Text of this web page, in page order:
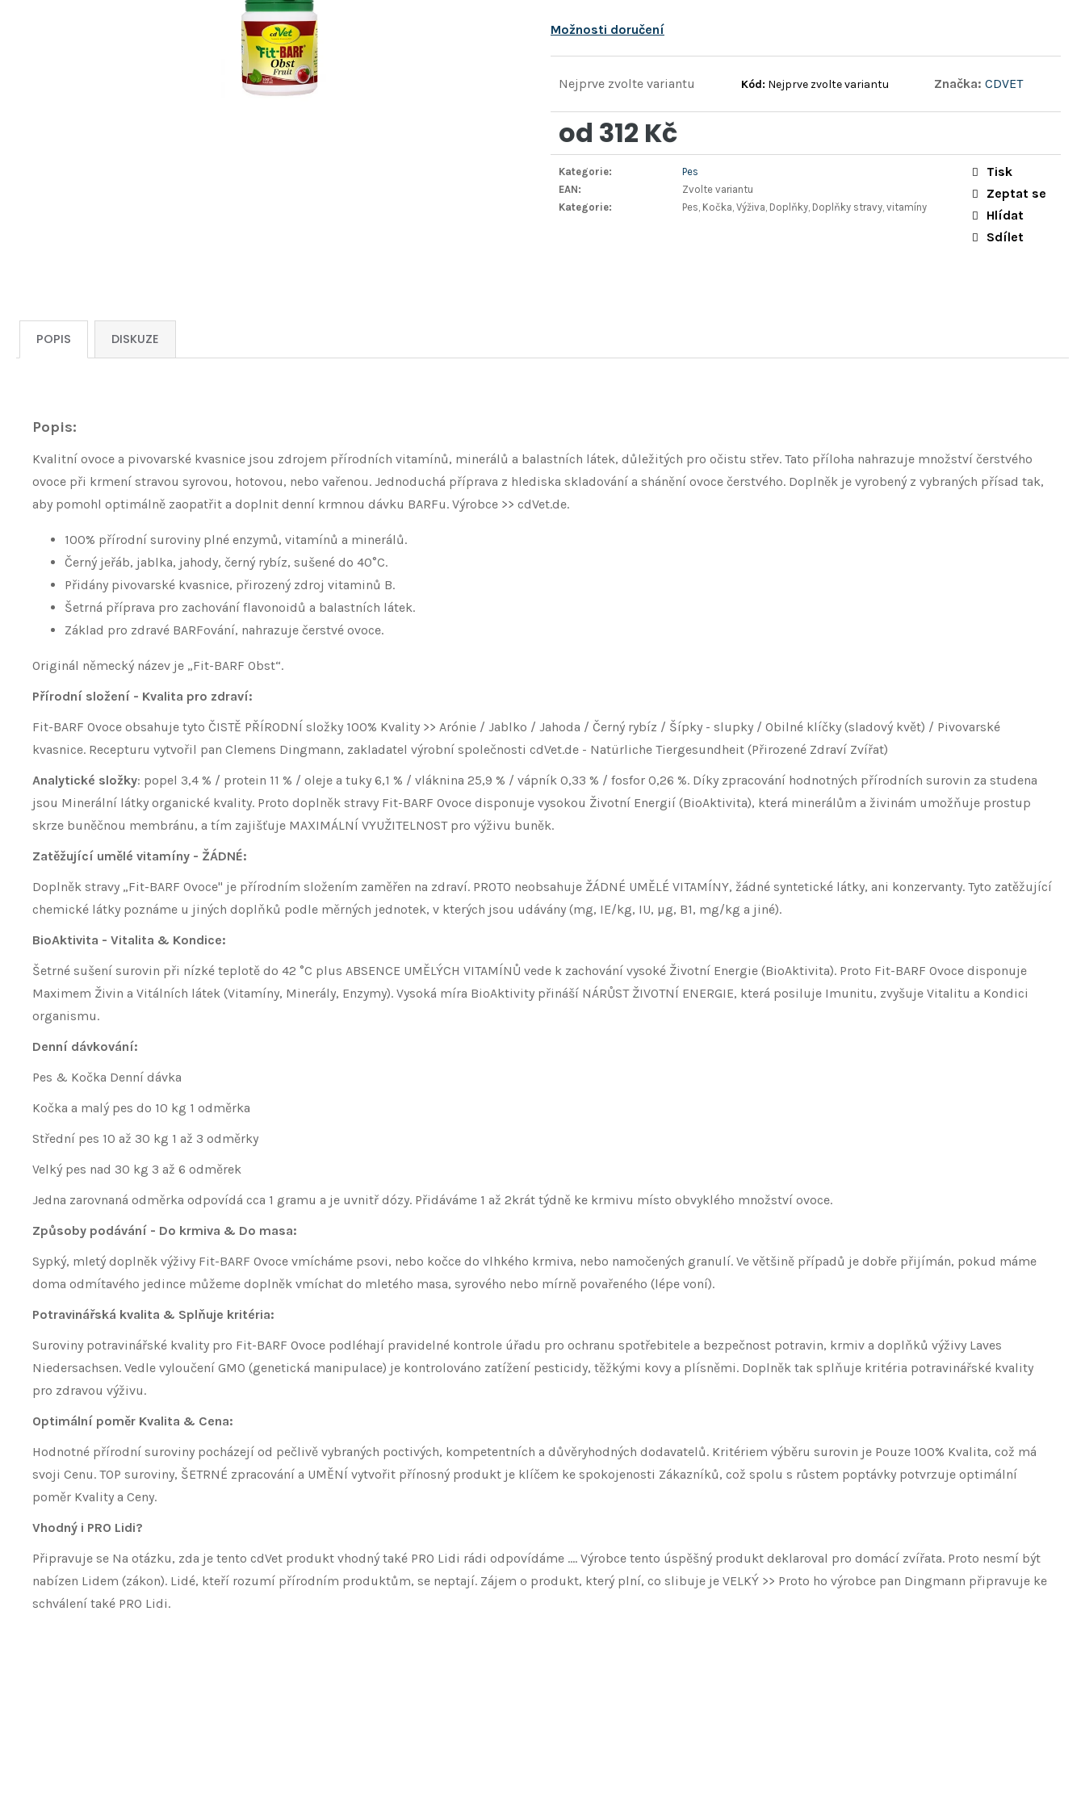
Možnosti doručení
Nejprve zvolte variantu Kód: Nejprve zvolte variantu Značka:CDVET
od 312 Kč
Měrná
cena:
Kategorie:
Pes
EAN:
Zvolte variantu
Kategorie: Pes, Kočka, Výživa, Doplňky, Doplňky stravy, vitamíny
Tisk
Zeptat se
Hlídat
Sdílet
POPIS DISKUZE
Popis:
Kvalitní ovoce a pivovarské kvasnice jsou zdrojem přírodních vitamínů, minerálů a balastních látek, důležitých pro očistu střev. Tato příloha nahrazuje množství čerstvého
ovoce při krmení stravou syrovou, hotovou, nebo vařenou. Jednoduchá příprava z hlediska skladování a shánění ovoce čerstvého. Doplněk je vyrobený z vybraných přísad tak,
aby pomohl optimálně zaopatřit a doplnit denní krmnou dávku BARFu. Výrobce >> cdVet.de.
100% přírodní suroviny plné enzymů, vitamínů a minerálů.​
Černý jeřáb, jablka, jahody, černý rybíz, sušené do 40°C.​
Přidány pivovarské kvasnice, přirozený zdroj vitaminů B.​
Šetrná příprava pro zachování flavonoidů a balastních látek. ​
Základ pro zdravé BARFování, nahrazuje čerstvé ovoce. ​
Originál německý název je „Fit-BARF Obst“.
Přírodní složení - Kvalita pro zdraví:
Fit-BARF Ovoce obsahuje tyto ČISTĚ PŘÍRODNÍ složky 100% Kvality >> Arónie / Jablko / Jahoda / Černý rybíz / Šípky - slupky / Obilné klíčky (sladový květ) / Pivovarské
kvasnice. Recepturu vytvořil pan Clemens Dingmann, zakladatel výrobní společnosti cdVet.de - Natürliche Tiergesundheit (Přirozené Zdraví Zvířat)
Analytické složky: popel 3,4 % / protein 11 % / oleje a tuky 6,1 % / vláknina 25,9 % / vápník 0,33 % / fosfor 0,26 %. Díky zpracování hodnotných přírodních surovin za studena
jsou Minerální látky organické kvality. Proto doplněk stravy Fit-BARF Ovoce disponuje vysokou Životní Energií (BioAktivita), která minerálům a živinám umožňuje prostup
skrze buněčnou membránu, a tím zajišťuje MAXIMÁLNÍ VYUŽITELNOST pro výživu buněk.
Zatěžující umělé vitamíny - ŽÁDNÉ:
Doplněk stravy „Fit-BARF Ovoce" je přírodním složením zaměřen na zdraví. PROTO neobsahuje ŽÁDNÉ UMĚLÉ VITAMÍNY, žádné syntetické látky, ani konzervanty. Tyto zatěžující
chemické látky poznáme u jiných doplňků podle měrných jednotek, v kterých jsou udávány (mg, IE/kg, IU, µg, B1, mg/kg a jiné).
BioAktivita - Vitalita & Kondice:
Šetrné sušení surovin při nízké teplotě do 42 °C plus ABSENCE UMĚLÝCH VITAMÍNŮ vede k zachování vysoké Životní Energie (BioAktivita). Proto Fit-BARF Ovoce disponuje
Maximem Živin a Vitálních látek (Vitamíny, Minerály, Enzymy). Vysoká míra BioAktivity přináší NÁRŮST ŽIVOTNÍ ENERGIE, která posiluje Imunitu, zvyšuje Vitalitu a Kondici
organismu.
Denní dávkování:
Pes & Kočka Denní dávka
Kočka a malý pes do 10 kg 1 odměrka
Střední pes 10 až 30 kg 1 až 3 odměrky
Velký pes nad 30 kg 3 až 6 odměrek
Jedna zarovnaná odměrka odpovídá cca 1 gramu a je uvnitř dózy. Přidáváme 1 až 2krát týdně ke krmivu místo obvyklého množství ovoce.
Způsoby podávání - Do krmiva & Do masa:
Sypký, mletý doplněk výživy Fit-BARF Ovoce vmícháme psovi, nebo kočce do vlhkého krmiva, nebo namočených granulí. Ve většině případů je dobře přijímán, pokud máme
doma odmítavého jedince můžeme doplněk vmíchat do mletého masa, syrového nebo mírně povařeného (lépe voní).
Potravinářská kvalita & Splňuje kritéria:
Suroviny potravinářské kvality pro Fit-BARF Ovoce podléhají pravidelné kontrole úřadu pro ochranu spotřebitele a bezpečnost potravin, krmiv a doplňků výživy Laves
Niedersachsen. Vedle vyloučení GMO (genetická manipulace) je kontrolováno zatížení pesticidy, těžkými kovy a plísněmi. Doplněk tak splňuje kritéria potravinářské kvality
pro zdravou výživu.
Optimální poměr Kvalita & Cena:
Hodnotné přírodní suroviny pocházejí od pečlivě vybraných poctivých, kompetentních a důvěryhodných dodavatelů. Kritériem výběru surovin je Pouze 100% Kvalita, což má
svoji Cenu. TOP suroviny, ŠETRNÉ zpracování a UMĚNÍ vytvořit přínosný produkt je klíčem ke spokojenosti Zákazníků, což spolu s růstem poptávky potvrzuje optimální
poměr Kvality a Ceny.
Vhodný i PRO Lidi?
Připravuje se Na otázku, zda je tento cdVet produkt vhodný také PRO Lidi rádi odpovídáme …. Výrobce tento úspěšný produkt deklaroval pro domácí zvířata. Proto nesmí být
nabízen Lidem (zákon). Lidé, kteří rozumí přírodním produktům, se neptají. Zájem o produkt, který plní, co slibuje je VELKÝ >> Proto ho výrobce pan Dingmann připravuje ke
schválení také PRO Lidi.